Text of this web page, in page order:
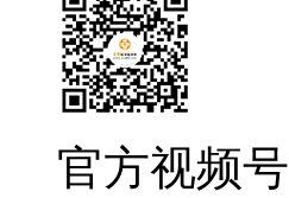
官方视频号